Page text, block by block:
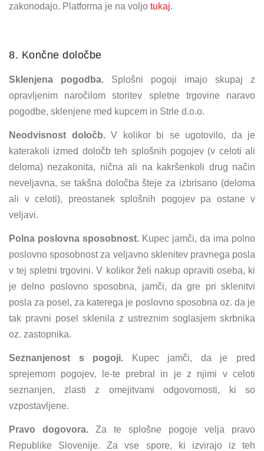
zakonodajo. Platforma je na voljo tukaj.
8. Končne določbe
Sklenjena pogodba. Splošni pogoji imajo skupaj z
opravljenim naročilom storitev spletne trgovine naravo
pogodbe, sklenjene med kupcem in Strle d.o.o.
Neodvisnost določb.V kolikor bi se ugotovilo, da je
katerakoli izmed določb teh splošnih pogojev (v celoti ali
deloma) nezakonita, nična ali na kakršenkoli drug način
neveljavna, se takšna določba šteje za izbrisano (deloma
ali v celoti), preostanek splošnih pogojev pa ostane v
veljavi.
Polna poslovna sposobnost. Kupec jamči, da ima polno
poslovno sposobnost za veljavno sklenitev pravnega posla
v tej spletni trgovini. V kolikor želi nakup opraviti oseba, ki
je delno poslovno sposobna, jamči, da gre pri sklenitvi
posla za posel, za katerega je poslovno sposobna oz. da je
tak pravni posel sklenila z ustreznim soglasjem skrbnika
oz. zastopnika.
Seznanjenost s pogoji. Kupec jamči, da je pred
sprejemom pogojev, le-te prebral in je z njimi v celoti
seznanjen, zlasti z omejitvami odgovornosti, ki so
vzpostavljene.
Pravo dogovora. Za te splošne pogoje velja pravo
Republike Slovenije. Za vse spore, ki izvirajo iz teh